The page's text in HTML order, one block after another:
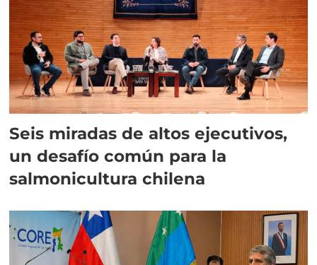
Seis miradas de altos ejecutivos,
un desafío común para la
salmonicultura chilena